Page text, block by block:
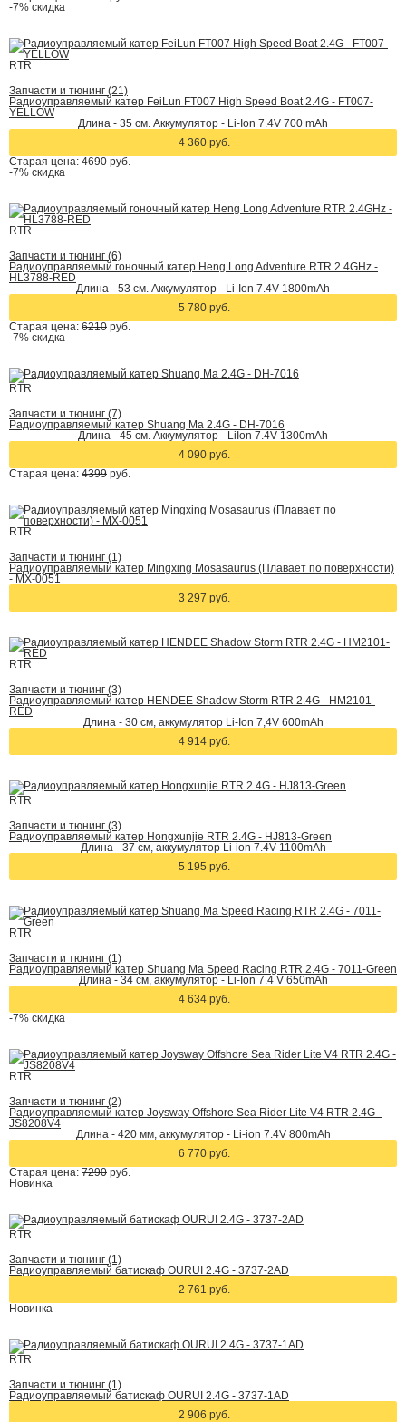
-7% скидка
RTR
Запчасти и тюнинг (21)
Радиоуправляемый катер FeiLun FT007 High Speed Boat 2.4G - FT007-
YELLOW
Длина - 35 см. Аккумулятор - Li-Ion 7.4V 700 mAh
4 360 руб.
Старая цена: 4690 руб.
-7% скидка
RTR
Запчасти и тюнинг (6)
Радиоуправляемый гоночный катер Heng Long Adventure RTR 2.4GHz -
HL3788-RED
Длина - 53 см. Аккумулятор - Li-Ion 7.4V 1800mAh
5 780 руб.
Старая цена: 6210 руб.
-7% скидка
RTR
Запчасти и тюнинг (7)
Радиоуправляемый катер Shuang Ma 2.4G - DH-7016
Длина - 45 см. Аккумулятор - LiIon 7.4V 1300mAh
4 090 руб.
Старая цена: 4399 руб.
RTR
Запчасти и тюнинг (1)
Радиоуправляемый катер Mingxing Mosasaurus (Плавает по поверхности)
- MX-0051
3 297 руб.
RTR
Запчасти и тюнинг (3)
Радиоуправляемый катер HENDEE Shadow Storm RTR 2.4G - HM2101-
RED
Длина - 30 см, аккумулятор Li-Ion 7,4V 600mAh
4 914 руб.
RTR
Запчасти и тюнинг (3)
Радиоуправляемый катер Hongxunjie RTR 2.4G - HJ813-Green
Длина - 37 см, аккумулятор Li-ion 7.4V 1100mAh
5 195 руб.
RTR
Запчасти и тюнинг (1)
Радиоуправляемый катер Shuang Ma Speed Racing RTR 2.4G - 7011-Green
Длина - 34 см, аккумулятор - Li-Ion 7.4 V 650mAh
4 634 руб.
-7% скидка
RTR
Запчасти и тюнинг (2)
Радиоуправляемый катер Joysway Offshore Sea Rider Lite V4 RTR 2.4G -
JS8208V4
Длина - 420 мм, аккумулятор - Li-ion 7.4V 800mAh
6 770 руб.
Старая цена: 7290 руб.
Новинка
RTR
Запчасти и тюнинг (1)
Радиоуправляемый батискаф OURUI 2.4G - 3737-2AD
2 761 руб.
Новинка
RTR
Запчасти и тюнинг (1)
Радиоуправляемый батискаф OURUI 2.4G - 3737-1AD
2 906 руб.